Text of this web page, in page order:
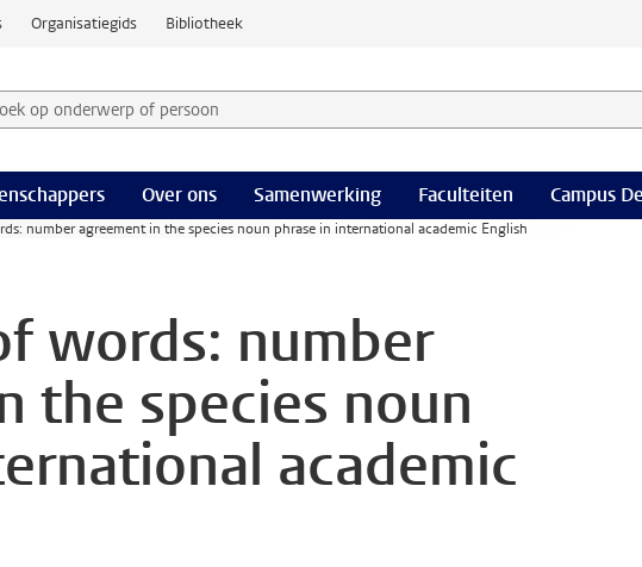
Organisatiegids Bibliotheek
op onderwerp of persoon en selecteer categorie
Over ons Samenwerking Faculteiten Campus
number agreement in the species noun phrase in international academic English
words: number
the species noun
academic